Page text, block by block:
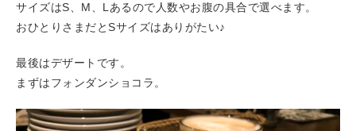
サイズはS、M、Lあるので人数やお腹の具合で選べます。
おひとりさまだとSサイズはありがたい♪
最後はデザートです。
まずはフォンダンショコラ。